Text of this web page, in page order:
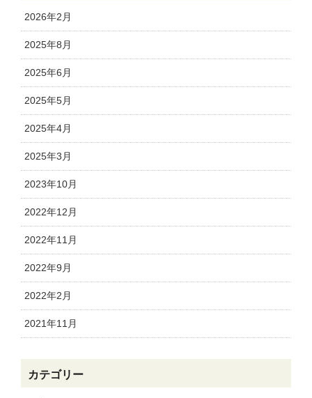
2026年2月
2025年8月
2025年6月
2025年5月
2025年4月
2025年3月
2023年10月
2022年12月
2022年11月
2022年9月
2022年2月
2021年11月
カテゴリー